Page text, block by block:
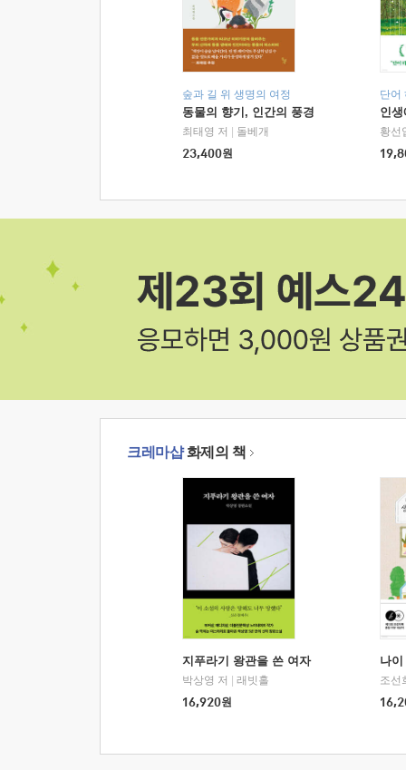
숲과 길 위 생명의 여정
동물의 향기, 인간의 풍경
최태영 저
돌베개
23,400원
단어
인
황선
크레마샵화제의 책
지푸라기 왕관을 쓴 여자
박상영 저
래빗홀
16,920원
나
조선